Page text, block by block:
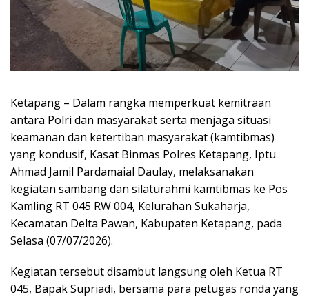
Ketapang – Dalam rangka memperkuat kemitraan
antara Polri dan masyarakat serta menjaga situasi
keamanan dan ketertiban masyarakat (kamtibmas)
yang kondusif, Kasat Binmas Polres Ketapang, Iptu
Ahmad Jamil Pardamaial Daulay, melaksanakan
kegiatan sambang dan silaturahmi kamtibmas ke Pos
Kamling RT 045 RW 004, Kelurahan Sukaharja,
Kecamatan Delta Pawan, Kabupaten Ketapang, pada
Selasa (07/07/2026).
Kegiatan tersebut disambut langsung oleh Ketua RT
045, Bapak Supriadi, bersama para petugas ronda yang